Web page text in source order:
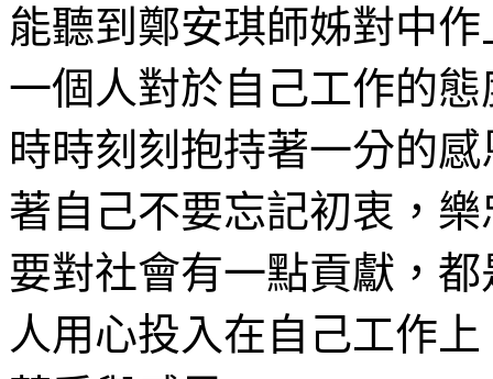
能聽到鄭安琪師姊對中
一個人對於自己工作的
時時刻刻抱持著一分的
著自己不要忘記初衷，
要對社會有一點貢獻，
人用心投入在自己工作